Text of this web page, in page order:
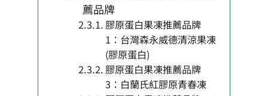
薦品牌
膠原蛋白果凍推薦品牌
1：台灣森永威德清涼果凍
(膠原蛋白)
膠原蛋白果凍推薦品牌
3：白蘭氏紅膠原青春凍